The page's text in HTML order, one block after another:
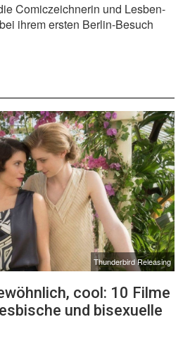
Comiczeichnerin und Lesben-
ihrem ersten Berlin-Besuch
Thunderbird Releasing
cool: 10 Filme
und bisexuelle